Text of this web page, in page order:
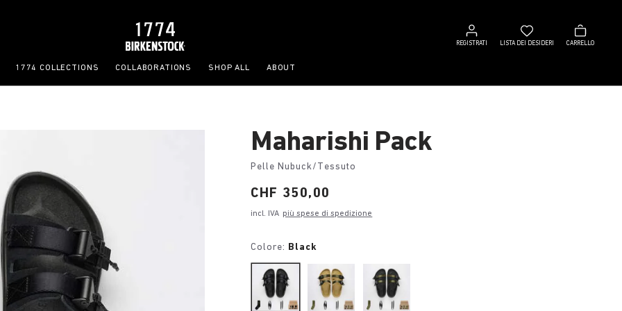
REGISTRATI
Registrati
LISTA DEI DESIDERI
Lista
dei
CARRELLO
Carrello
1774 COLLECTIONS COLLABORATIONS SHOP ALL ABOUT
Maharishi Pack
Pelle Nubuck/Tessuto
Price:
CHF 350,00
incl. IVA più spese di spedizione
Colore: Black